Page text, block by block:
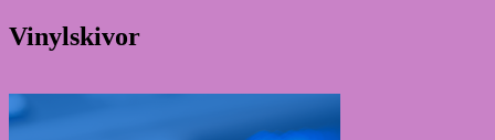
Vinylskivor